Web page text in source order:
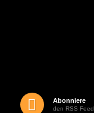
Abonniere
den RSS Feed